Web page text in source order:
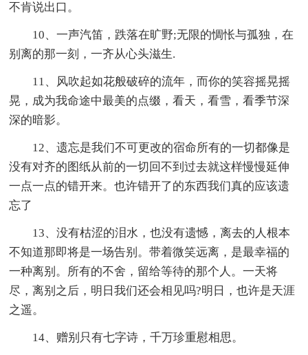
不肯说出口。
10、一声汽笛，跌落在旷野;无限的惆怅与孤独，在
别离的那一刻，一齐从心头滋生.
11、风吹起如花般破碎的流年，而你的笑容摇晃摇
晃，成为我命途中最美的点缀，看天，看雪，看季节深
深的暗影。
12、遗忘是我们不可更改的宿命所有的一切都像是
没有对齐的图纸从前的一切回不到过去就这样慢慢延伸
一点一点的错开来。也许错开了的东西我们真的应该遗
忘了
13、没有枯涩的泪水，也没有遗憾，离去的人根本
不知道那即将是一场告别。带着微笑远离，是最幸福的
一种离别。所有的不舍，留给等待的那个人。一天将
尽，离别之后，明日我们还会相见吗?明日，也许是天涯
之遥。
14、赠别只有七字诗，千万珍重慰相思。